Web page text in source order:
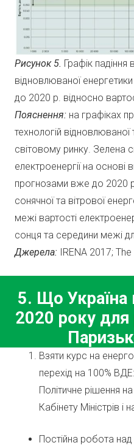
Рисунок 5. Графік падіння
відновлюваної
до 2020 р. відносно
Пояснення: на графіках
технологій
світовому ринку. Зелена
електроенергії на
прогнозами вже до 2020
сонячної та вітрової
межі вартості
сонця та середини межі
Джерела: IRENA 2017;
5. Що Україна
2020 року для
Взяти курс на
перехід на 100% ВДЕ:
Політичне рішення
Кабінету Міністрів і
Постійна робота